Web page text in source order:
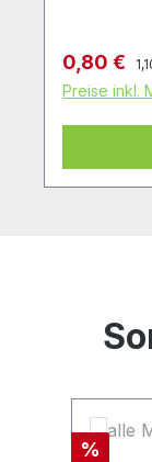
0,80 €
Preise inkl.
Rabatt
%